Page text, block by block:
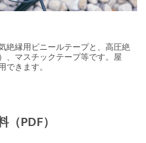
絶縁用ビニールテープと、高圧絶
、マスチックテープ等です。屋
できます。
（PDF）